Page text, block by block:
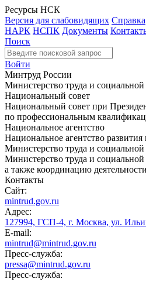
Ресурсы НСК
Версия для слабовидящих Справка
НАРК НСПК Документы
Поиск
Войти
Минтруд России
Министерство труда и
Национальный совет
Национальный совет при
по профессиональным
Национальное агентство
Национальное агентство
Министерство труда и
Министерство труда и
а также координацию
Контакты
Сайт:
mintrud.gov.ru
Адрес:
127994, ГСП-4, г. Москва, ул.
E-mail:
mintrud@mintrud.gov.ru
Пресс-служба:
pressa@mintrud.gov.ru
Пресс-служба: